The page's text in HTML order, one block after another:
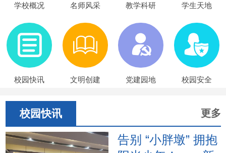
学校概况 名师风采 教学科研 学生天地
校园快讯 文明创建 党建园地 校园安全
校园快讯 更多
告别 “小胖墩” 拥抱